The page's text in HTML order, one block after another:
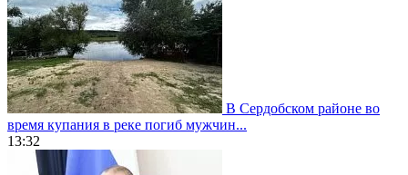
В Сердобском районе во
время купания в реке погиб мужчин...
13:32